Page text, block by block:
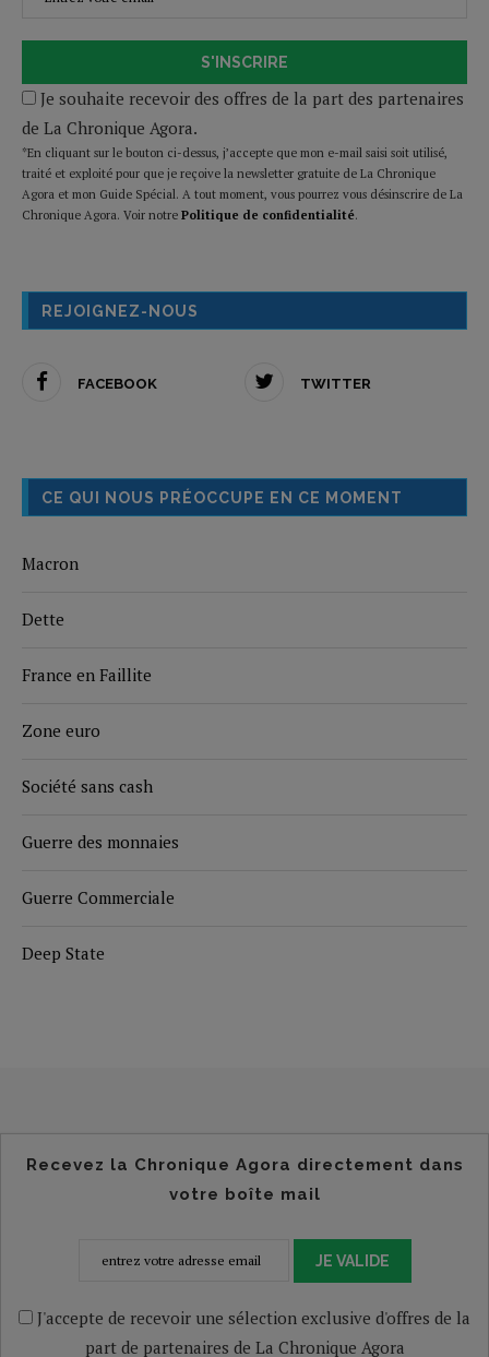
S'INSCRIRE
Je souhaite recevoir des offres de la part des partenaires
de La Chronique Agora.
*En cliquant sur le bouton ci-dessus, j’accepte que mon e-mail saisi soit utilisé,
traité et exploité pour que je reçoive la newsletter gratuite de La Chronique
Agora et mon Guide Spécial. A tout moment, vous pourrez vous désinscrire de La
Chronique Agora. Voir notre Politique de confidentialité.
REJOIGNEZ-NOUS
FACEBOOK TWITTER
CE QUI NOUS PRÉOCCUPE EN CE MOMENT
Macron
Dette
France en Faillite
Zone euro
Société sans cash
Guerre des monnaies
Guerre Commerciale
Deep State
Recevez la Chronique Agora directement dans
votre boîte mail
JE VALIDE
J'accepte de recevoir une sélection exclusive d'offres de la
part de partenaires de La Chronique Agora